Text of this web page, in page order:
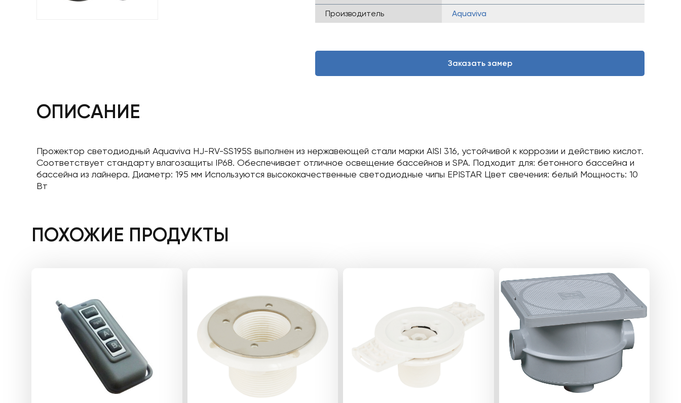
Производитель
Aquaviva
Заказать замер
ОПИСАНИЕ
Прожектор светодиодный Aquaviva HJ-RV-SS195S выполнен из нержавеющей стали марки AISI 316, устойчивой к коррозии и действию кислот.
Соответствует стандарту влагозащиты IP68. Обеспечивает отличное освещение бассейнов и SPA. Подходит для: бетонного бассейна и
бассейна из лайнера. Диаметр: 195 мм Используются высококачественные светодиодные чипы EPISTAR Цвет свечения: белый Мощность: 10
Вт
ПОХОЖИЕ ПРОДУКТЫ